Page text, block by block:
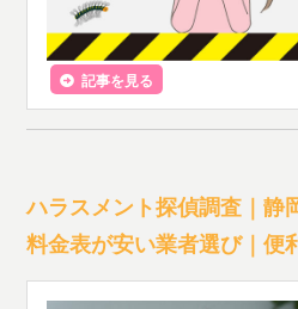
記事を見る
ハラスメント探偵調査｜静
料金表が安い業者選び｜便